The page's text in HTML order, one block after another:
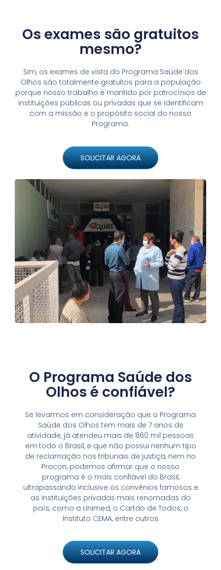
Os exames são gratuitos
mesmo?
Sim, os exames de vista do Programa Saúde dos
Olhos são totalmente gratuitos para a população
porque nosso trabalho é mantido por patrocínios de
instituições públicas ou privadas que se identificam
com a missão e o propósito social do nosso
Programa.
SOLICITAR AGORA
O Programa Saúde dos
Olhos é confiável?
Se levarmos em consideração que o Programa
Saúde dos Olhos tem mais de 7 anos de
atividade, já atendeu mais de 860 mil pessoas
em todo o Brasil, e que não possui nenhum tipo
de reclamação nos tribunais de justiça, nem no
Procon, podemos afirmar que o nosso
programa é o mais confiável do Brasil,
ultrapassando inclusive os convênios famosos e
as instituições privadas mais renomadas do
país, como a Unimed, o Cartão de Todos, o
Instituto CEMA, entre outros
SOLICITAR AGORA